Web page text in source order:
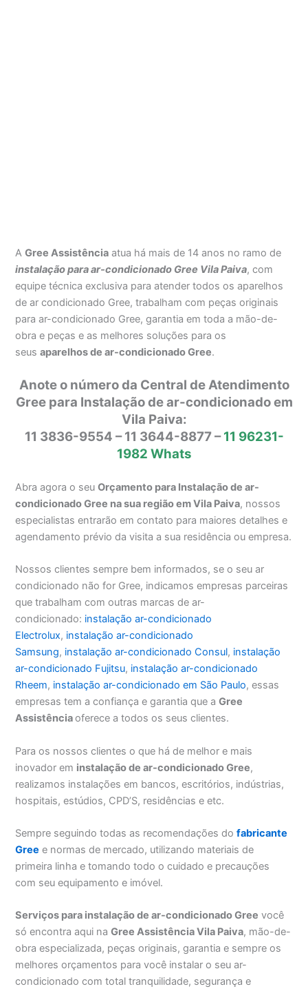
AGree Assistência atua há mais de 14 anos no ramo de
instalação para ar-condicionado Gree Vila Paiva, com
equipe técnica exclusiva para atender todos os aparelhos
de ar condicionado Gree, trabalham com peças originais
para ar-condicionado Gree, garantia em toda a mão-de-
obra e peças e as melhores soluções para os
seusaparelhos de ar-condicionado Gree.
Anote o número da Central de Atendimento
Gree para Instalação de ar-condicionado em
Vila Paiva:
11 3836-9554 – 11 3644-8877 –11 96231-
1982 Whats
Abra agora o seuOrçamento para Instalação de ar-
condicionado Gree na sua região em Vila Paiva, nossos
especialistas entrarão em contato para maiores detalhes e
agendamento prévio da visita a sua residência ou empresa.
Nossos clientes sempre bem informados, se o seu ar
condicionado não for Gree, indicamos empresas parceiras
que trabalham com outras marcas de ar-
condicionado: instalação ar-condicionado
Electrolux, instalação ar-condicionado
Samsung, instalação ar-condicionado Consul, instalação
ar-condicionado Fujitsu, instalação ar-condicionado
Rheem, instalação ar-condicionado em São Paulo, essas
empresas tem a confiança e garantia que aGree
Assistênciaoferece a todos os seus clientes.
Para os nossos clientes o que há de melhor e mais
inovador em instalação de ar-condicionado Gree,
realizamos instalações em bancos, escritórios, indústrias,
hospitais, estúdios, CPD’S, residências e etc.
Sempre seguindo todas as recomendações dofabricante
Gree e normas de mercado, utilizando materiais de
primeira linha e tomando todo o cuidado e precauções
com seu equipamento e imóvel.
Serviços para instalação de ar-condicionado Gree você
só encontra aqui naGree Assistência Vila Paiva, mão-de-
obra especializada, peças originais, garantia e sempre os
melhores orçamentos para você instalar o seu ar-
condicionado com total tranquilidade, segurança e